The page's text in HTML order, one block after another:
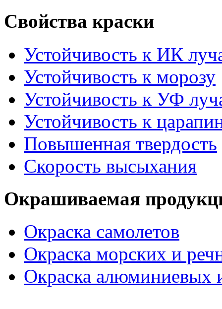
Свойства краски
Устойчивость к ИК
Устойчивость к морозу
Устойчивость к УФ
Устойчивость к
Повышенная твердость
Скорость высыхания
Окрашиваемая
Окраска самолетов
Окраска морских и
Окраска алюминиевых